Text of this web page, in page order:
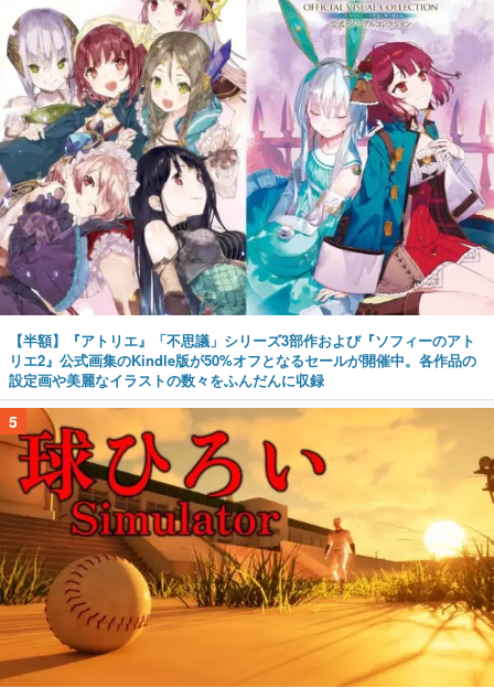
【半額】『アトリエ』「不思議」シリーズ3部作および『ソフィーのアト
リエ2』公式画集のKindle版が50%オフとなるセールが開催中。各作品の
設定画や美麗なイラストの数々をふんだんに収録
5